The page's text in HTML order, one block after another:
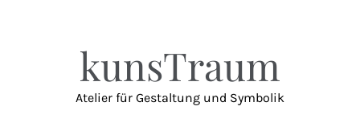
kunsTraum
Atelier für Gestaltung und Symbolik